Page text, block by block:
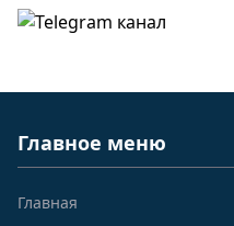
Главное меню
Главная